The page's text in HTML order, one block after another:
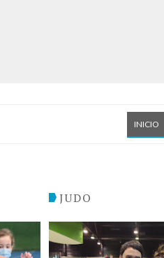
INICIO
JUDO